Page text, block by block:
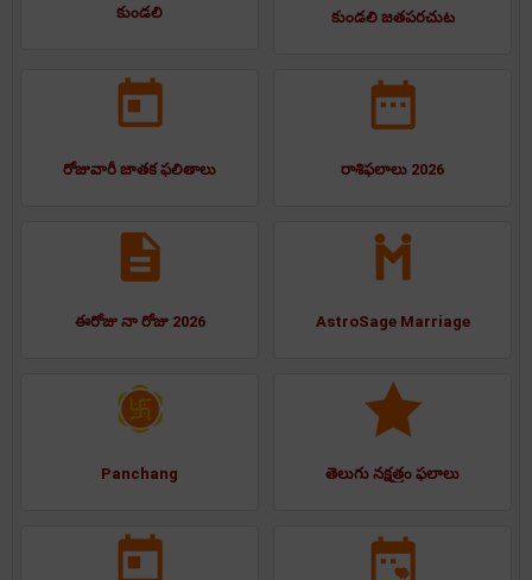
కుండలి కుండలి జతపరచుట
రోజువారీ జాతక ఫలితాలు రాశిఫలాలు 2026
ఈరోజు నా రోజు 2026 AstroSage Marriage
Panchang తెలుగు నక్షత్రం ఫలాలు